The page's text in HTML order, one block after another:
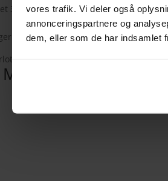
vores trafik. Vi deler også
annonceringspartnere og
dem, eller som de har indsamlet
32